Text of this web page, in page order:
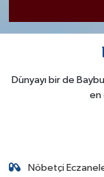
Dünyayı bir de
en
Nöbetçi